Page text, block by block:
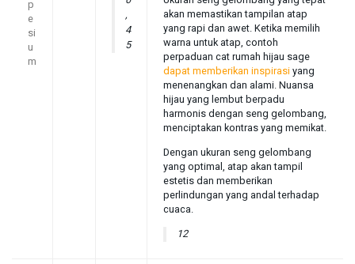
p
e
si
u
m
,
4
5
akan memastikan tampilan atap
yang rapi dan awet. Ketika memilih
warna untuk atap, contoh
perpaduan cat rumah hijau sage
dapat memberikan inspirasiyang
menenangkan dan alami. Nuansa
hijau yang lembut berpadu
harmonis dengan seng gelombang,
menciptakan kontras yang memikat.
Dengan ukuran seng gelombang
yang optimal, atap akan tampil
estetis dan memberikan
perlindungan yang andal terhadap
cuaca.
12